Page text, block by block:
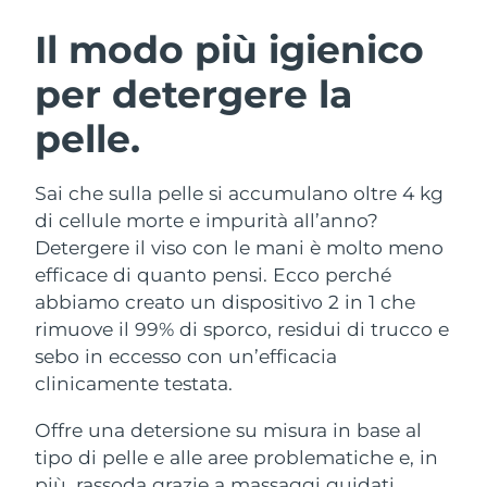
Il modo più igienico
per detergere la
pelle.
Sai che sulla pelle si accumulano oltre 4 kg
di cellule morte e impurità all’anno?
Detergere il viso con le mani è molto meno
efficace di quanto pensi. Ecco perché
abbiamo creato un dispositivo 2 in 1 che
rimuove il 99% di sporco, residui di trucco e
sebo in eccesso con un’efficacia
clinicamente testata.
Offre una detersione su misura in base al
tipo di pelle e alle aree problematiche e, in
Detersione viso
Anti-aging massage
LUNA™ 4 Plus
Massage, LED heating
LUNA™ 4 Men
Microcurrent toning
BEAR™ 2 go
Microcurrent toning on-the-go
BEAR™ 2 eyes & lips
Idratazione
UFO™ 3 pacchetto
Deep facial hydration
Near-infrared and red light therapy
device
Igiene orale
issa™ 4
Hybrid silicone sonic toothbrush
Smart hybrid silicone sonic toothbrush
TRATTAMENTI ANTI-AGE FAQ™
Anti-age Trattamenti LED
Austria Consegna stimata 09/08/2026
Bahrein Consegna stimata
Belgio
Bermuda Consegna stimata15/08/2026
Bosnia ed
Erzegovina
Consegna stimata12/08/2026
Brunei Consegna stimata 14/08/2026
Bulgaria Consegna stimata
Cile Consegna stimata13/08/2026